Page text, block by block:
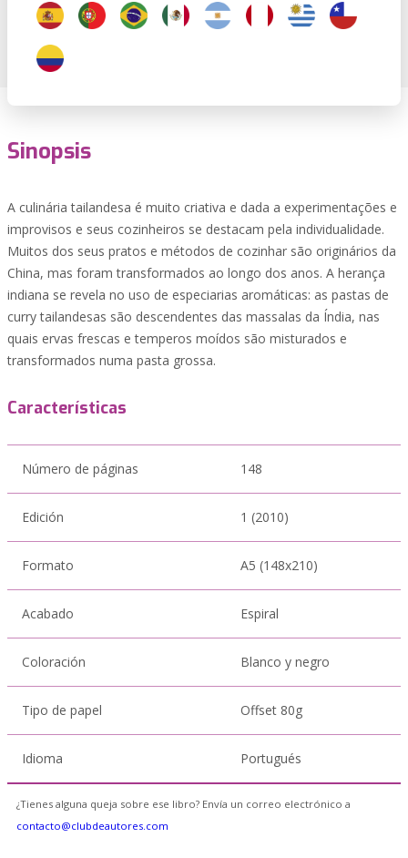
Sinopsis
A culinária tailandesa é muito criativa e dada a experimentações e
improvisos e seus cozinheiros se destacam pela individualidade.
Muitos dos seus pratos e métodos de cozinhar são originários da
China, mas foram transformados ao longo dos anos. A herança
indiana se revela no uso de especiarias aromáticas: as pastas de
curry tailandesas são descendentes das massalas da Índia, nas
quais ervas frescas e temperos moídos são misturados e
transformados numa pasta grossa.
Características
Número de páginas 148
Edición 1 (2010)
Formato A5 (148x210)
Acabado Espiral
Coloración Blanco y negro
Tipo de papel Offset 80g
Idioma Portugués
¿Tienes alguna queja sobre ese libro? Envía un correo electrónico a
contacto@clubdeautores.com